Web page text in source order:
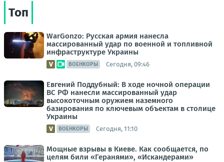
Топ
WarGonzo: Русская армия нанесла
массированный удар по военной и топливной
инфраструктуре Украины
ВОЕНКОРЫ Сегодня, 09:46
Евгений Поддубный: В ходе ночной операции
ВС РФ нанесли массированный удар
высокоточным оружием наземного
базирования по ключевым объектам в столице
Украины
ВОЕНКОРЫ Сегодня, 11:10
Мощные взрывы в Киеве. Как сообщается, по
целям били «Геранями», «Искандерами»